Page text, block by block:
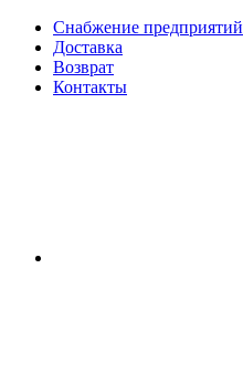
Снабжение предприятий
Доставка
Возврат
Контакты